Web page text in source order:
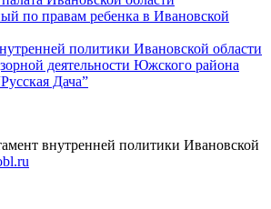
по правам ребенка в Ивановской
политики Ивановской области
деятельности Южского района
Дача”
внутренней политики Ивановской